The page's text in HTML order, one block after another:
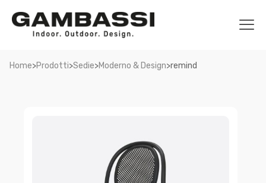
Home>Prodotti>Sedie>Moderno & Design>remind